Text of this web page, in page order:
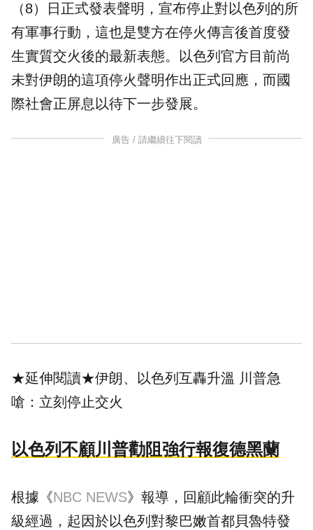
（8）日正式發表聲明，宣布停止對以色列的所
有軍事行動，這也是雙方在停火傳言後首度發
生實質交火後的最新表態。以色列官方目前尚
未對伊朗的這項停火聲明作出正式回應，而國
際社會正屏息以待下一步發展。
廣告 / 請繼續往下閱讀
★延伸閱讀★伊朗、以色列互轟升溫 川普急
嗆：立刻停止交火
以色列不顧川普勸阻強行報復德黑蘭
根據《NBC NEWS》報導，回顧此輪衝突的升
級經過，起因於以色列對黎巴嫩首都貝魯特發